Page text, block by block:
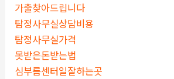
가출찾아드립니다
탐정사무실상담비용
탐정사무실가격
못받은돈받는법
심부름센터일잘하는곳